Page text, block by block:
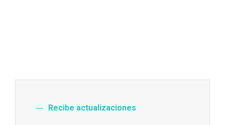
Recibe actualizaciones